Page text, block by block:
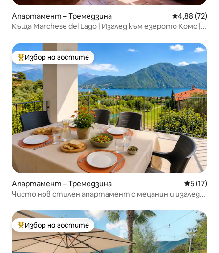
Апартамент – Тремедзина Средна
4,88 (72)
Къща Marchese del Lago | Изглед към езерото Комо |
Най-популярен избор на гостите
Избор на гостите
Апартамент – Тремедзина Средна
5 (17)
Чисто нов стилен апартамент с мецанин и изглед
Най-популярен избор на гостите
Избор на гостите